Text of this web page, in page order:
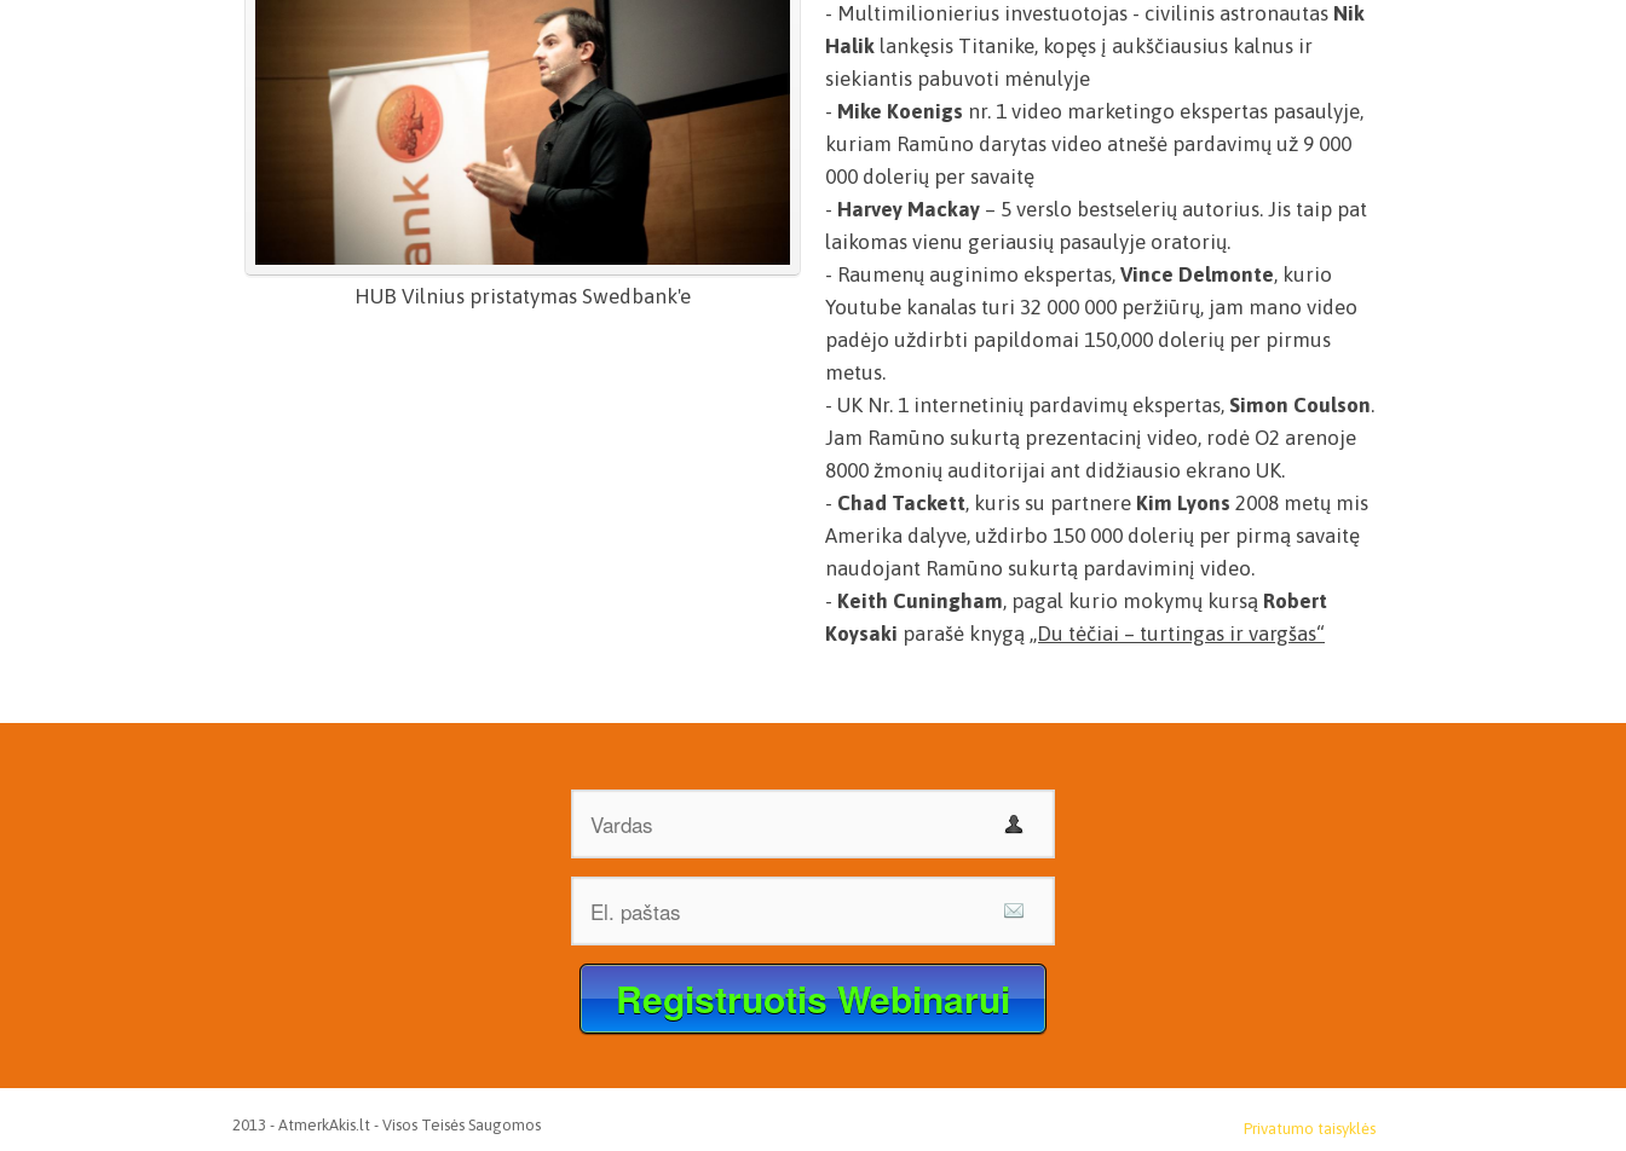
HUB Vilnius pristatymas Swedbank'e
- Multimilionierius investuotojas - civilinis astronautas Nik
Halik lankęsis Titanike, kopęs į aukščiausius kalnus ir
siekiantis pabuvoti mėnulyje
- Mike Koenigs nr. 1 video marketingo ekspertas pasaulyje,
kuriam Ramūno darytas video atnešė pardavimų už 9 000
000 dolerių per savaitę
- Harvey Mackay – 5 verslo bestselerių autorius. Jis taip pat
laikomas vienu geriausių pasaulyje oratorių.
- Raumenų auginimo ekspertas, Vince Delmonte, kurio
Youtube kanalas turi 32 000 000 peržiūrų, jam mano video
padėjo uždirbti papildomai 150,000 dolerių per pirmus
metus.
- UK Nr. 1 internetinių pardavimų ekspertas, Simon Coulson.
Jam Ramūno sukurtą prezentacinį video, rodė O2 arenoje
8000 žmonių auditorijai ant didžiausio ekrano UK.
- Chad Tackett, kuris su partnere Kim Lyons 2008 metų mis
Amerika dalyve, uždirbo 150 000 dolerių per pirmą savaitę
naudojant Ramūno sukurtą pardaviminį video.
- Keith Cuningham, pagal kurio mokymų kursą Robert
Koysaki parašė knygą „Du tėčiai – turtingas ir vargšas“
Registruotis Webinarui
Privatumo taisyklės
2013 - AtmerkAkis.lt - Visos Teisės Saugomos